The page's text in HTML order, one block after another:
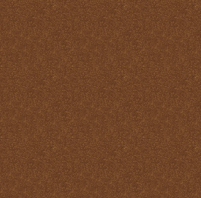
Las cuatro finalidades de
la Santa Misa
María Santísima y la
Eucaristía
María Santísima y la Santa
Misa
Misas Gregorianas
Misterio de unidad
Necesidad de aprender lo
que es la Santa Misa
No hay cosa que más odie
el demonio que la Santa